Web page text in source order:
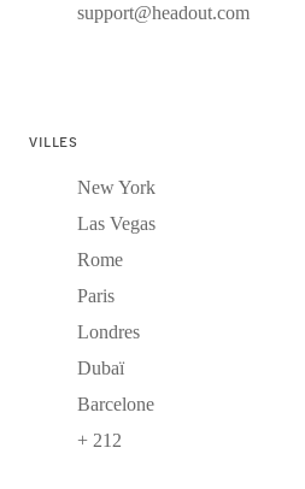
support@headout.com
VILLES
New York
Las Vegas
Rome
Paris
Londres
Dubaï
Barcelone
+ 212